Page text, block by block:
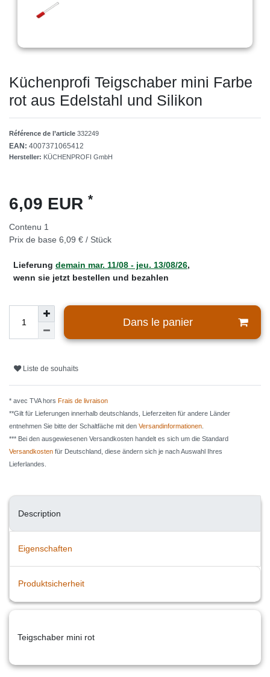
Küchenprofi Teigschaber mini Farbe
rot aus Edelstahl und Silikon
Référence de l’article 332249
EAN: 4007371065412
Hersteller: KÜCHENPROFI GmbH
6,09 EUR *
Contenu 1
Prix de base 6,09 € / Stück
Lieferung demain mar. 11/08 - jeu. 13/08/26,
wenn sie jetzt bestellen und bezahlen
Dans le panier
Liste de souhaits
* avec TVA hors Frais de livraison
**Gilt für Lieferungen innerhalb deutschlands, Lieferzeiten für andere Länder
entnehmen Sie bitte der Schaltfäche mit den Versandinformationen
*** Bei den ausgewiesenen Versandkosten handelt es sich um die Standard
Versandkosten für Deutschland, diese ändern sich je nach Auswahl Ihres
Lieferlandes.
Description
Eigenschaften
Produktsicherheit
Teigschaber mini rot